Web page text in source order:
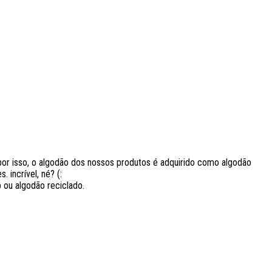
isso, o algodão dos nossos produtos é adquirido como algodão
incrível, né? (:
algodão reciclado.